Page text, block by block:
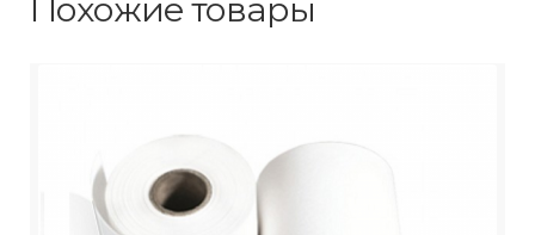
Похожие товары